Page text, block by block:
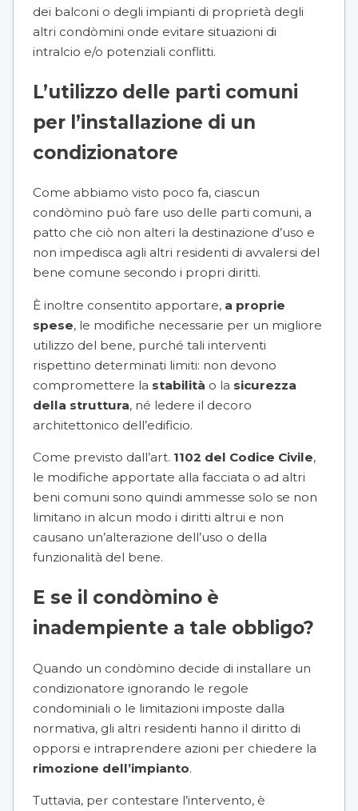
dei balconi o degli impianti di proprietà degli
altri condòmini onde evitare situazioni di
intralcio e/o potenziali conflitti.
L’utilizzo delle parti comuni
per l’installazione di un
condizionatore
Come abbiamo visto poco fa, ciascun
condòmino può fare uso delle parti comuni, a
patto che ciò non alteri la destinazione d’uso e
non impedisca agli altri residenti di avvalersi del
bene comune secondo i propri diritti.
È inoltre consentito apportare, a proprie
spese, le modifiche necessarie per un migliore
utilizzo del bene, purché tali interventi
rispettino determinati limiti: non devono
compromettere la stabilità o la sicurezza
della struttura, né ledere il decoro
architettonico dell’edificio.
Come previsto dall’art. 1102 del Codice Civile,
le modifiche apportate alla facciata o ad altri
beni comuni sono quindi ammesse solo se non
limitano in alcun modo i diritti altrui e non
causano un’alterazione dell’uso o della
funzionalità del bene.
E se il condòmino è
inadempiente a tale obbligo?
Quando un condòmino decide di installare un
condizionatore ignorando le regole
condominiali o le limitazioni imposte dalla
normativa, gli altri residenti hanno il diritto di
opporsi e intraprendere azioni per chiedere la
rimozione dell’impianto.
Tuttavia, per contestare l’intervento, è